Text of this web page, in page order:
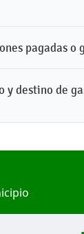
pagadas
y destino de